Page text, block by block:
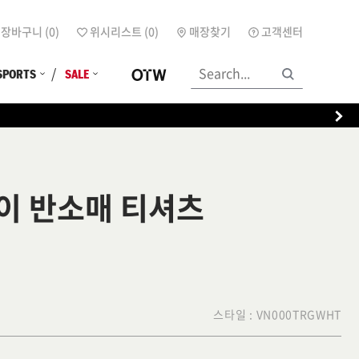
장바구니 (0) 위시리스트 (0) 매장찾기 고객센터
SALE
반소매 티셔츠
스타일 : VN000TRGWHT